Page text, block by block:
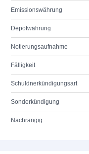
Emissionswährung
Depotwährung
Notierungsaufnahme
Fälligkeit
Schuldnerkündigungsart
Sonderkündigung
Nachrangig